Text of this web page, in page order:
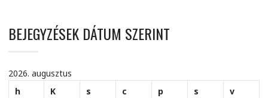
BEJEGYZÉSEK DÁTUM SZERINT
2026. augusztus
h
K s c p s
v